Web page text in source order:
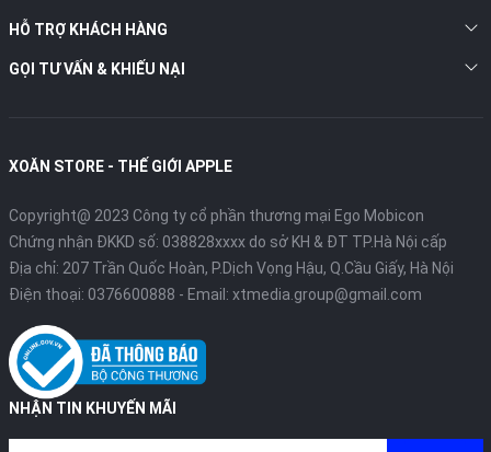
HỖ TRỢ KHÁCH HÀNG
GỌI TƯ VẤN & KHIẾU NẠI
XOĂN STORE - THẾ GIỚI APPLE
Copyright@ 2023 Công ty cổ phần thương mại Ego Mobicon
Chứng nhận ĐKKD số: 038828xxxx do sở KH & ĐT TP.Hà Nội cấp
Địa chỉ: 207 Trần Quốc Hoàn, P.Dịch Vọng Hậu, Q.Cầu Giấy, Hà Nội
Điện thoại: 0376600888 - Email: xtmedia.group@gmail.com
NHẬN TIN KHUYẾN MÃI